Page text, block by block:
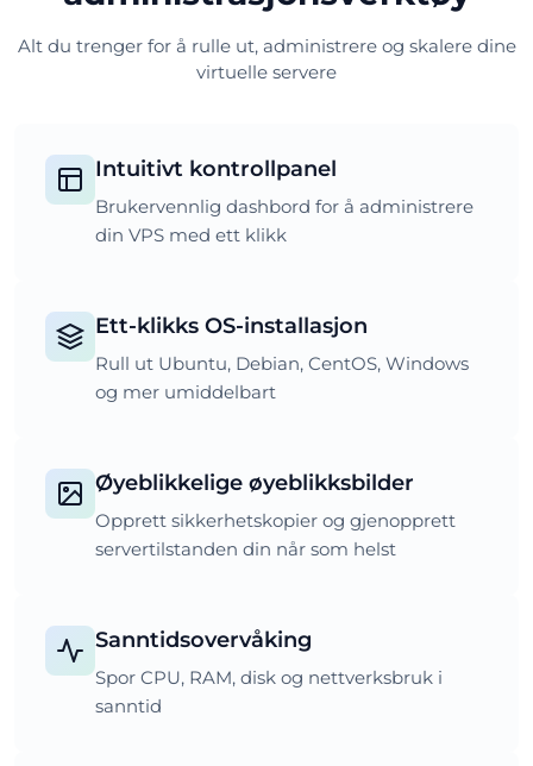
Alt du trenger for å rulle ut, administrere og skalere dine
virtuelle servere
Intuitivt kontrollpanel
Brukervennlig dashbord for å administrere
din VPS med ett klikk
Ett-klikks OS-installasjon
Rull ut Ubuntu, Debian, CentOS, Windows
og mer umiddelbart
Øyeblikkelige øyeblikksbilder
Opprett sikkerhetskopier og gjenopprett
servertilstanden din når som helst
Sanntidsovervåking
Spor CPU, RAM, disk og nettverksbruk i
sanntid